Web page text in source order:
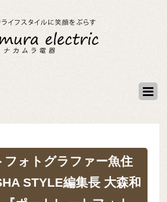
フォトグラファー魚住
STYLE編集長 大森和